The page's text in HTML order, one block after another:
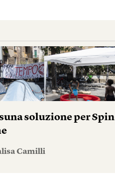
soluzione per Spin
Camilli